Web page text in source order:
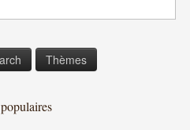
Thèmes